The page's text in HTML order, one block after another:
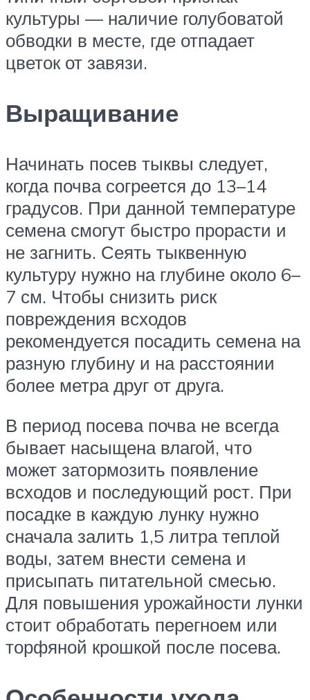
культуры — наличие голубоватой
обводки в месте, где отпадает
цветок от завязи.
Выращивание
Начинать посев тыквы следует,
когда почва согреется до 13–14
градусов. При данной температуре
семена смогут быстро прорасти и
не загнить. Сеять тыквенную
культуру нужно на глубине около 6–
7 см. Чтобы снизить риск
повреждения всходов
рекомендуется посадить семена на
разную глубину и на расстоянии
более метра друг от друга.
В период посева почва не всегда
бывает насыщена влагой, что
может затормозить появление
всходов и последующий рост. При
посадке в каждую лунку нужно
сначала залить 1,5 литра теплой
воды, затем внести семена и
присыпать питательной смесью.
Для повышения урожайности лунки
стоит обработать перегноем или
торфяной крошкой после посева.